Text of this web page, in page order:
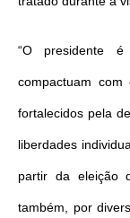
“O presidente
compactuam
fortalecidos pela
liberdades
partir da eleição
também, por